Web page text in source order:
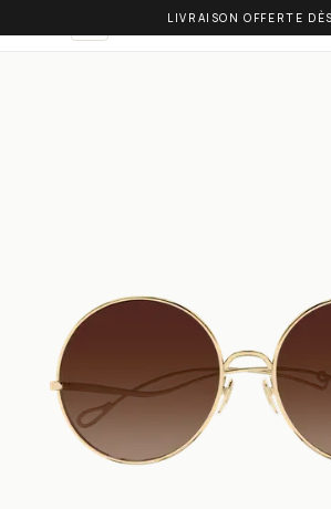
LIVRAISON OFFERTE
OLIVIA BALM